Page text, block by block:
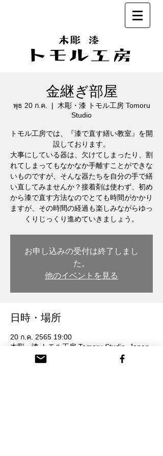
金継ぎ部屋
พุธ 20 ก.ค.
  |
木彫・漆 トモル工房 Tomoru
Studio
トモル工房では、『漆で直す繕い教室』を開
設しております。
大事にしている器は、欠けてしまったり、割
れてしまってもなかなか手離すことができな
いものですが、そんな器たちを自分の手で繕
い直してみませんか？接着剤は使わず、初め
から漆で直す方法なのでとても時間がかかり
ますが、その時間の経過も楽しみながらゆっ
くりじっくり進めていきましょう。
お申し込みの受付は終了しまし
た。
他のイベントを見る
日時・場所
20 ก.ค. 2565 19:00
木彫・漆 トモル工房 Tomoru Studio, Japan,
〒932-0217 Toyama, Nanto, Honmachi, 3-
chōme, 26番地